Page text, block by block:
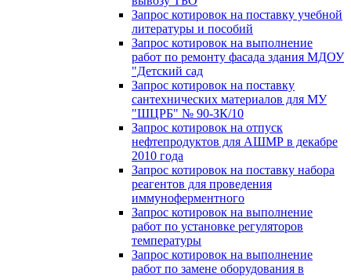
Запрос котировок на поставку учебной
литературы и пособий
Запрос котировок на выполнение
работ по ремонту фасада здания МДОУ
"Детский сад
Запрос котировок на поставку
сантехнических материалов для МУ
"ШЦРБ" № 90-ЗК/10
Запрос котировок на отпуск
нефтепродуктов для АШМР в декабре
2010 года
Запрос котировок на поставку набора
реагентов для проведения
иммуноферментного
Запрос котировок на выполнение
работ по установке регуляторов
температуры
Запрос котировок на выполнение
работ по замене оборудования в